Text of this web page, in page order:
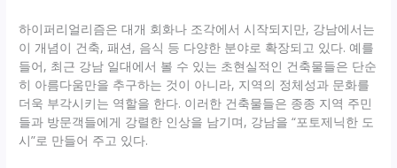
하이퍼리얼리즘은 대개 회화나 조각에서 시작되지만, 강남에서는
이 개념이 건축, 패션, 음식 등 다양한 분야로 확장되고 있다. 예를
들어, 최근 강남 일대에서 볼 수 있는 초현실적인 건축물들은 단순
히 아름다움만을 추구하는 것이 아니라, 지역의 정체성과 문화를
더욱 부각시키는 역할을 한다. 이러한 건축물들은 종종 지역 주민
들과 방문객들에게 강렬한 인상을 남기며, 강남을 “포토제닉한 도
시”로 만들어 주고 있다.